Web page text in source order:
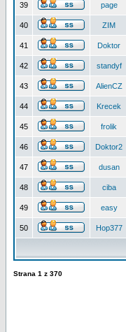
39 page
40 ZIM
41 Doktor
42 standyf
43 AlienCZ
44 Krecek
45 frolik
46 Doktor2
47 dusan
48 ciba
49 easy
50 Hop377
Strana 1 z 370